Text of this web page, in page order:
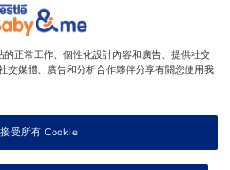
正常工作、個性化設計內容和廣告、提供社交
交媒體、廣告和分析合作夥伴分享有關您使用我
接受所有 Cookie